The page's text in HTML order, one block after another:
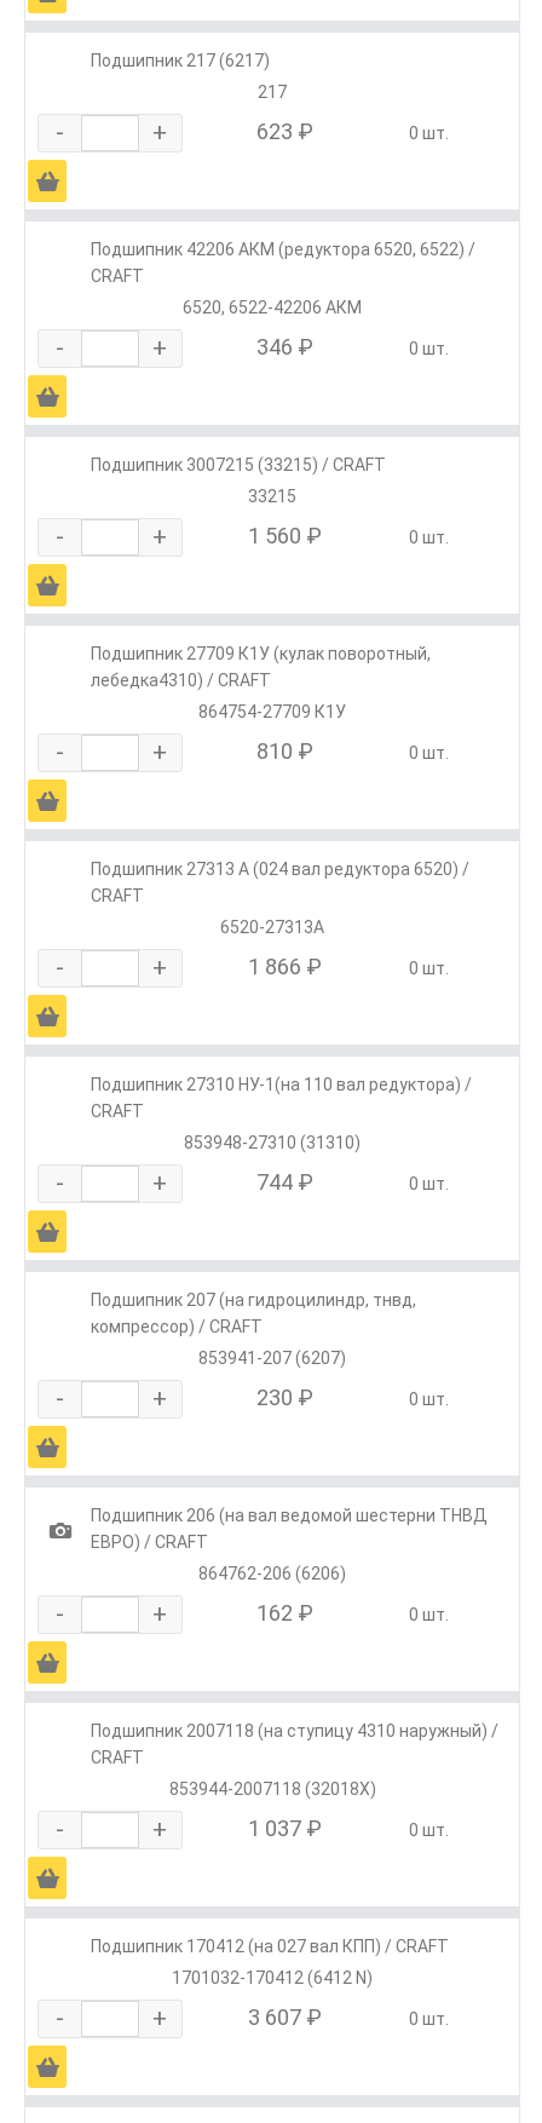
Подшипник 217 (6217)
217
- + 623 ₽ 0 шт.
Ä
Подшипник 42206 АКМ (редуктора 6520, 6522) /
CRAFT
6520, 6522-42206 АКМ
- + 346 ₽ 0 шт.
Ä
Подшипник 3007215 (33215) / CRAFT
33215
- + 1 560 ₽ 0 шт.
Ä
Подшипник 27709 К1У (кулак поворотный,
лебедка4310) / CRAFT
864754-27709 К1У
- + 810 ₽ 0 шт.
Ä
Подшипник 27313 А (024 вал редуктора 6520) /
CRAFT
6520-27313А
- + 1 866 ₽ 0 шт.
Ä
Подшипник 27310 НУ-1(на 110 вал редуктора) /
CRAFT
853948-27310 (31310)
- + 744 ₽ 0 шт.
Ä
Подшипник 207 (на гидроцилиндр, тнвд,
компрессор) / CRAFT
853941-207 (6207)
- + 230 ₽ 0 шт.
Ä
1
Подшипник 206 (на вал ведомой шестерни ТНВД
ЕВРО) / CRAFT
864762-206 (6206)
- + 162 ₽ 0 шт.
Ä
Подшипник 2007118 (на ступицу 4310 наружный) /
CRAFT
853944-2007118 (32018X)
- + 1 037 ₽ 0 шт.
Ä
Подшипник 170412 (на 027 вал КПП) / CRAFT
1701032-170412 (6412 N)
- + 3 607 ₽ 0 шт.
Ä